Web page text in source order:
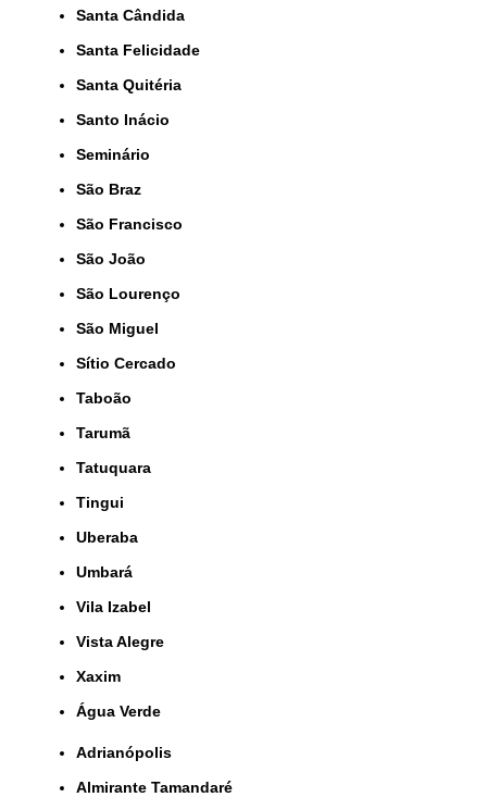
Santa Cândida
Santa Felicidade
Santa Quitéria
Santo Inácio
Seminário
São Braz
São Francisco
São João
São Lourenço
São Miguel
Sítio Cercado
Taboão
Tarumã
Tatuquara
Tingui
Uberaba
Umbará
Vila Izabel
Vista Alegre
Xaxim
Água Verde
Adrianópolis
Almirante Tamandaré